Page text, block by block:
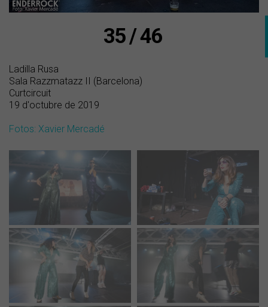
35 / 46
Ladilla Rusa
Sala Razzmatazz II (Barcelona)
Curtcircuit
19 d'octubre de 2019
Fotos: Xavier Mercadé